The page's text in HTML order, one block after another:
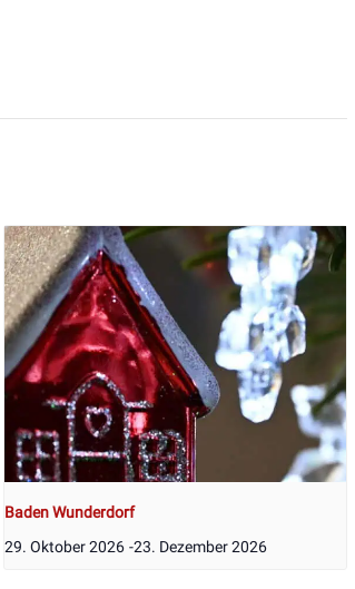
Baden Wunderdorf
29. Oktober 2026 -23. Dezember 2026